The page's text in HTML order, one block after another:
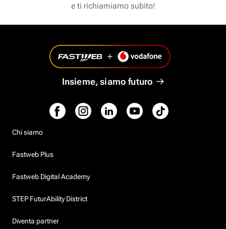
e ti richiamiamo subito!
Insieme, siamo futuro
Chi siamo
Fastweb Plus
Fastweb Digital Academy
STEP FuturAbility District
Diventa partner